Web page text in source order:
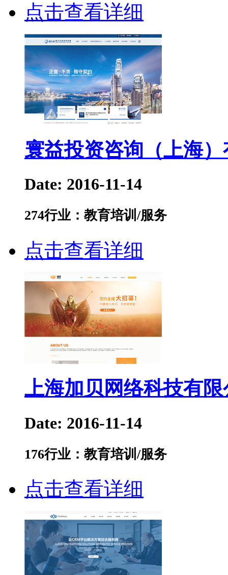
点击查看详细
寰益投资咨询（上海
Date: 2016-11-14
274行业：教育培训/服务
点击查看详细
上海加贝网络科技有限
Date: 2016-11-14
176行业：教育培训/服务
点击查看详细